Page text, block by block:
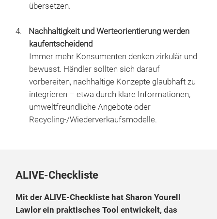
übersetzen.
Nachhaltigkeit und Werteorientierung werden
kaufentscheidend
Immer mehr Konsumenten denken zirkulär und
bewusst. Händler sollten sich darauf
vorbereiten, nachhaltige Konzepte glaubhaft zu
integrieren – etwa durch klare Informationen,
umweltfreundliche Angebote oder
Recycling-/Wiederverkaufsmodelle.
ALIVE-Checkliste
Mit der ALIVE-Checkliste hat Sharon Yourell
Lawlor ein praktisches Tool entwickelt, das